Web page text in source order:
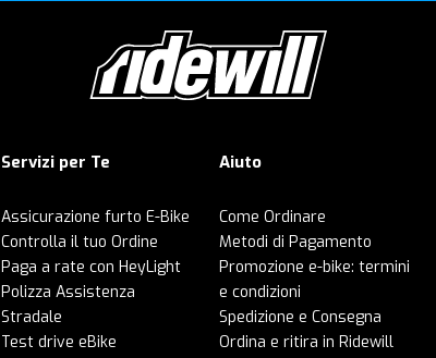
Servizi per Te
Assicurazione furto E-Bike
Controlla il tuo Ordine
Paga a rate con HeyLight
Polizza Assistenza
Stradale
Test drive eBike
Aiuto
Come Ordinare
Metodi di Pagamento
Promozione e-bike: termini
e condizioni
Spedizione e Consegna
Ordina e ritira in Ridewill